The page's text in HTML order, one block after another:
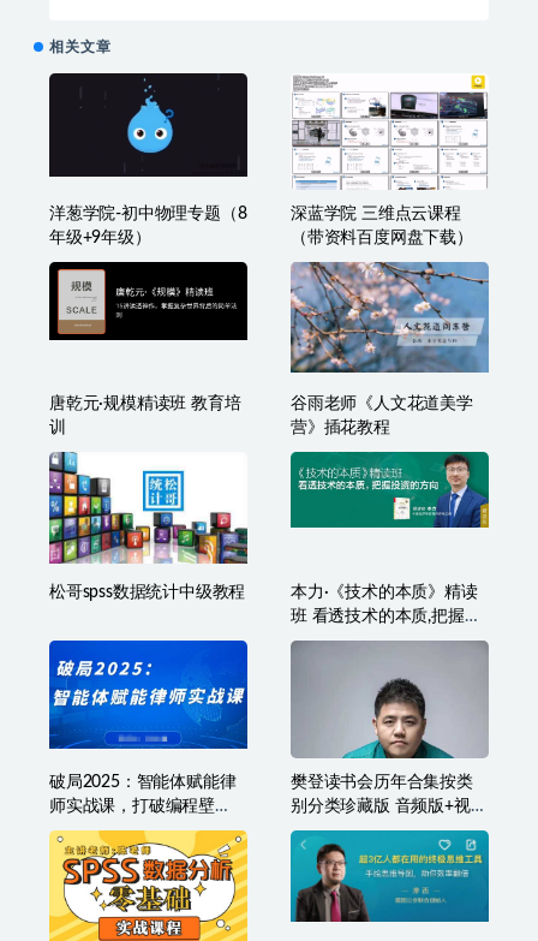
相关文章
洋葱学院-初中物理专题（8
年级+9年级）
深蓝学院 三维点云课程
（带资料百度网盘下载）
唐乾元·规模精读班 教育培
训
谷雨老师《人文花道美学
营》插花教程
松哥spss数据统计中级教程
本力·《技术的本质》精读
班 看透技术的本质,把握投
资的方向
破局2025：智能体赋能律
师实战课，打破编程壁
垒，完成复杂任务，沉淀
专属知识，赋能律师实务
樊登读书会历年合集按类
别分类珍藏版 音频版+视频
版